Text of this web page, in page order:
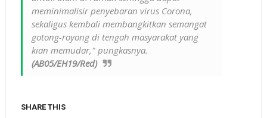
meminimalisir penyebaran virus Corona,
sekaligus kembali membangkitkan semangat
gotong-royong di tengah masyarakat yang
kian memudar," pungkasnya.
(AB05/EH19/Red)
SHARE THIS